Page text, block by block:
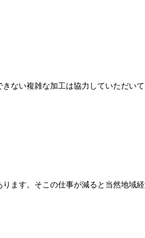
ない複雑な加工は協力していただい
ます。そこの仕事が減ると当然地域